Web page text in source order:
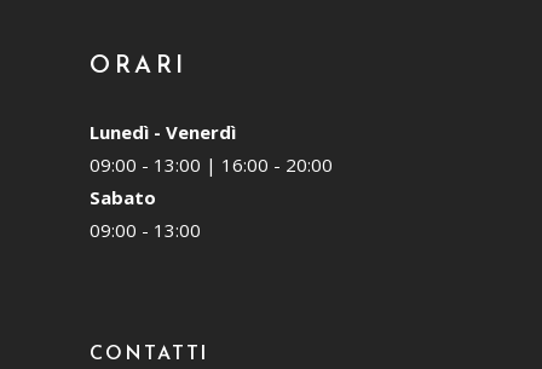
ORARI
Lunedì - Venerdì
09:00 - 13:00 | 16:00 - 20:00
Sabato
09:00 - 13:00
CONTATTI